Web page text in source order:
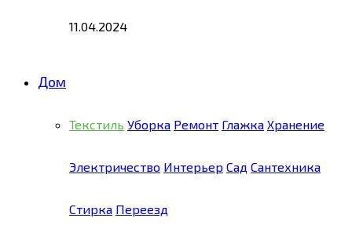
11.04.2024
Дом
Текстиль Уборка Ремонт Глажка Хранение
Электричество Интерьер Сад Сантехника
Стирка Переезд